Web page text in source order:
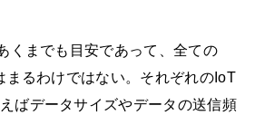
くまでも目安であって、全ての
まるわけではない。それぞれのIoT
ばデータサイズやデータの送信頻